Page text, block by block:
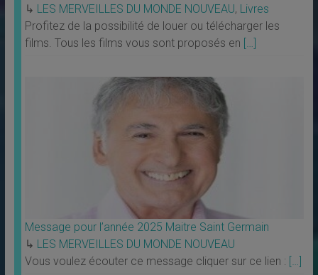
↳ LES MERVEILLES DU MONDE NOUVEAU, Livres
Profitez de la possibilité de louer ou télécharger les
films. Tous les films vous sont proposés en […]
Message pour l’année 2025 Maitre Saint Germain
↳ LES MERVEILLES DU MONDE NOUVEAU
Vous voulez écouter ce message cliquer sur ce lien : […]